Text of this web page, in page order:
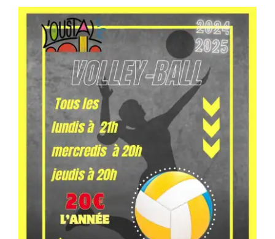
Séniors, Vie locale
Contacts